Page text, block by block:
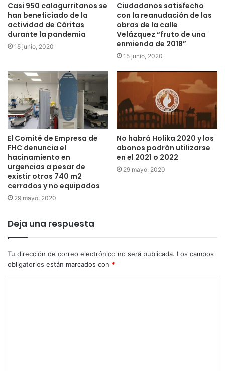
Casi 950 calagurritanos se
han beneficiado de la
actividad de Cáritas
durante la pandemia
15 junio, 2020
Ciudadanos satisfecho
con la reanudación de las
obras de la calle
Velázquez “fruto de una
enmienda de 2018”
15 junio, 2020
El Comité de Empresa de
FHC denuncia el
hacinamiento en
urgencias a pesar de
existir otros 740 m2
cerrados y no equipados
29 mayo, 2020
No habrá Holika 2020 y los
abonos podrán utilizarse
en el 2021 o 2022
29 mayo, 2020
Deja una respuesta
Tu dirección de correo electrónico no será publicada. Los campos
obligatorios están marcados con *